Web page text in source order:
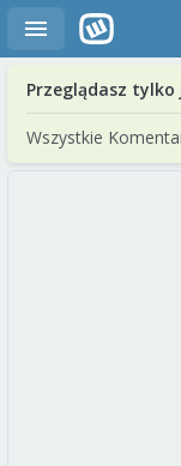
Przeglądasz tylko
Wszystkie